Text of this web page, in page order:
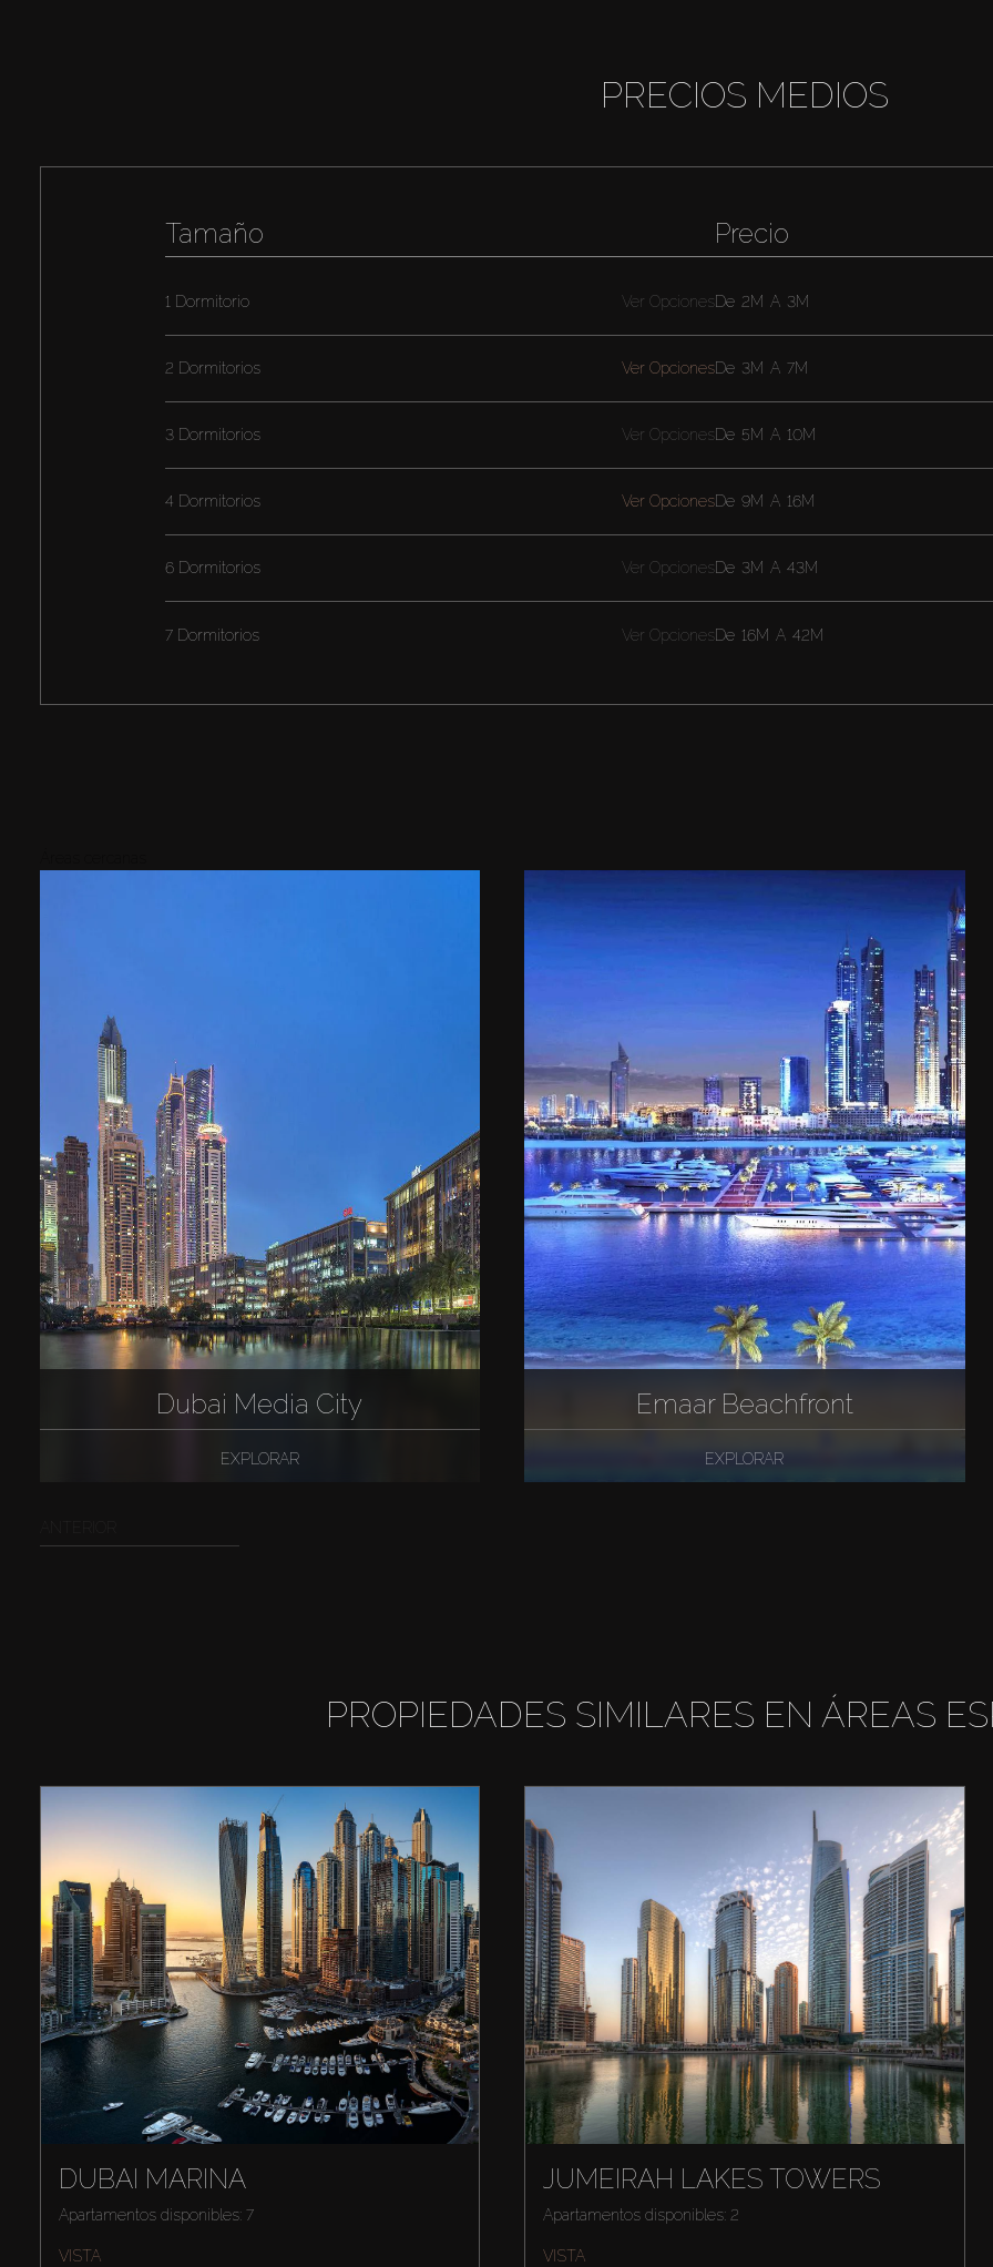
PRECIOS MEDIOS
Tamaño
1 Dormitorio Ver Opciones
2 Dormitorios Ver Opciones
3 Dormitorios Ver Opciones
4 Dormitorios Ver Opciones
6 Dormitorios Ver Opciones
7 Dormitorios Ver Opciones
Precio
De 2M A 3M
De 3M A 7M
De 5M A 10M
De 9M A 16M
De 3M A 43M
De 16M A 42M
Dubai Media City
EXPLORAR
Emaar Beachfront
EXPLORAR
PROPIEDADES SIMILARES EN ÁREAS
DUBAI MARINA
Apartamentos disponibles: 7
VISTA
JUMEIRAH LAKES TOWERS
Apartamentos disponibles: 2
VISTA